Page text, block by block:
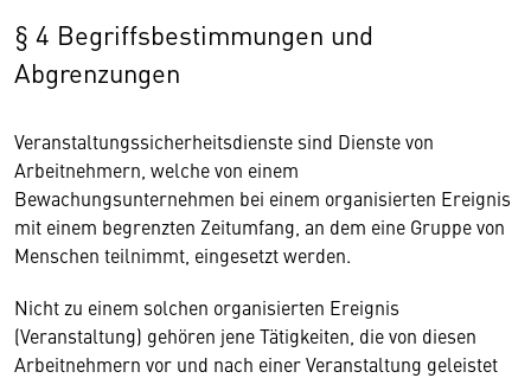
§ 4 Begriffsbestimmungen und
Abgrenzungen
Veranstaltungssicherheitsdienste sind Dienste von
Arbeitnehmern, welche von einem
Bewachungsunternehmen bei einem organisierten Ereignis
mit einem begrenzten Zeitumfang, an dem eine Gruppe von
Menschen teilnimmt, eingesetzt werden.
Nicht zu einem solchen organisierten Ereignis
(Veranstaltung) gehören jene Tätigkeiten, die von diesen
Arbeitnehmern vor und nach einer Veranstaltung geleistet